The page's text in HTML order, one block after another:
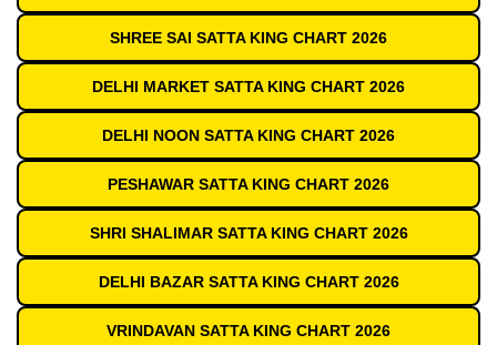
SHREE SAI SATTA KING CHART 2026
DELHI MARKET SATTA KING CHART 2026
DELHI NOON SATTA KING CHART 2026
PESHAWAR SATTA KING CHART 2026
SHRI SHALIMAR SATTA KING CHART 2026
DELHI BAZAR SATTA KING CHART 2026
VRINDAVAN SATTA KING CHART 2026